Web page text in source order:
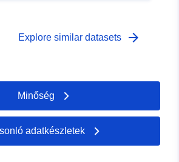
Explore similar datasets arrow_forward
Minőség
adatkészletek